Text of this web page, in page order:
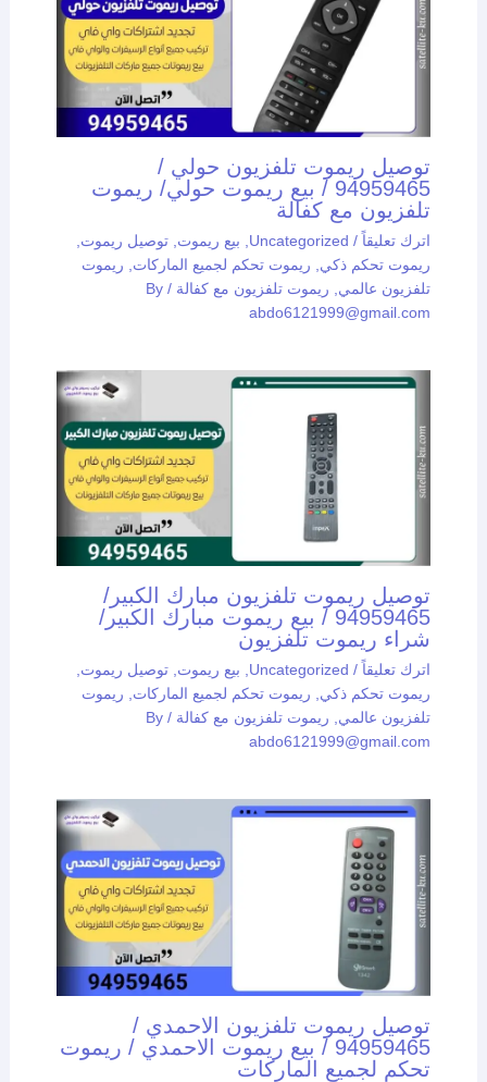
توصيل ريموت تلفزيون حولي /
94959465 / بيع ريموت حولي/ ريموت
تلفزيون مع كفالة
اترك تعليقاً /
Uncategorized بيع ريموت توصيل ريموت
ريموت تحكم ذكي
ريموت تحكم لجميع الماركات
ريموت
تلفزيون عالمي
ريموت تلفزيون مع كفالة / By
abdo6121999@gmail.com
توصيل ريموت تلفزيون مبارك الكبير/
94959465 / بيع ريموت مبارك الكبير/
شراء ريموت تلفزيون
اترك تعليقاً /
Uncategorized بيع ريموت توصيل ريموت
ريموت تحكم ذكي
ريموت تحكم لجميع الماركات
ريموت
تلفزيون عالمي
ريموت تلفزيون مع كفالة / By
abdo6121999@gmail.com
توصيل ريموت تلفزيون الاحمدي /
94959465 / بيع ريموت الاحمدي / ريموت
تحكم لجميع الماركات